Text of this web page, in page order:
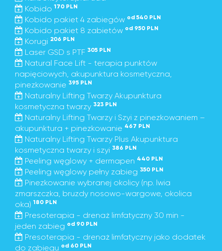
Kobido 170 PLN
Kobido pakiet 4 zabiegów od 540 PLN
Kobido pakiet 8 zabietów od 950 PLN
Korugi 206 PLN
Laser GSD s PTF 305 PLN
Natural Face Lift - terapia punktów
napięciowych, akupunktura kosmetyczna,
pinezkowanie 395 PLN
Naturalny Lifting Twarzy Akupunktura
kosmetyczna twarzy 323 PLN
Naturalny Lifting Twarzy i Szyi z pinezkowaniem –
akupunktura + pinezkowanie 467 PLN
Naturalny Lifting Twarzy Plus Akupunktura
kosmetyczna twarzy i szyi 386 PLN
Peeling węglowy + dermapen 440 PLN
Peeling węglowy pełny zabieg 350 PLN
Pinezkowanie wybranej okolicy (np. lwia
zmarszczka, bruzdy nosowo-wargowe, okolica
oka) 180 PLN
Presoterapia - drenaż limfatyczny 30 min -
jeden zabieg od 90 PLN
Presoterapia - drenaż limfatyczny jako dodatek
do zabiegu od 60 PLN